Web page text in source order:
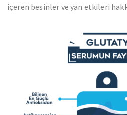
içeren besinler ve yan etkileri